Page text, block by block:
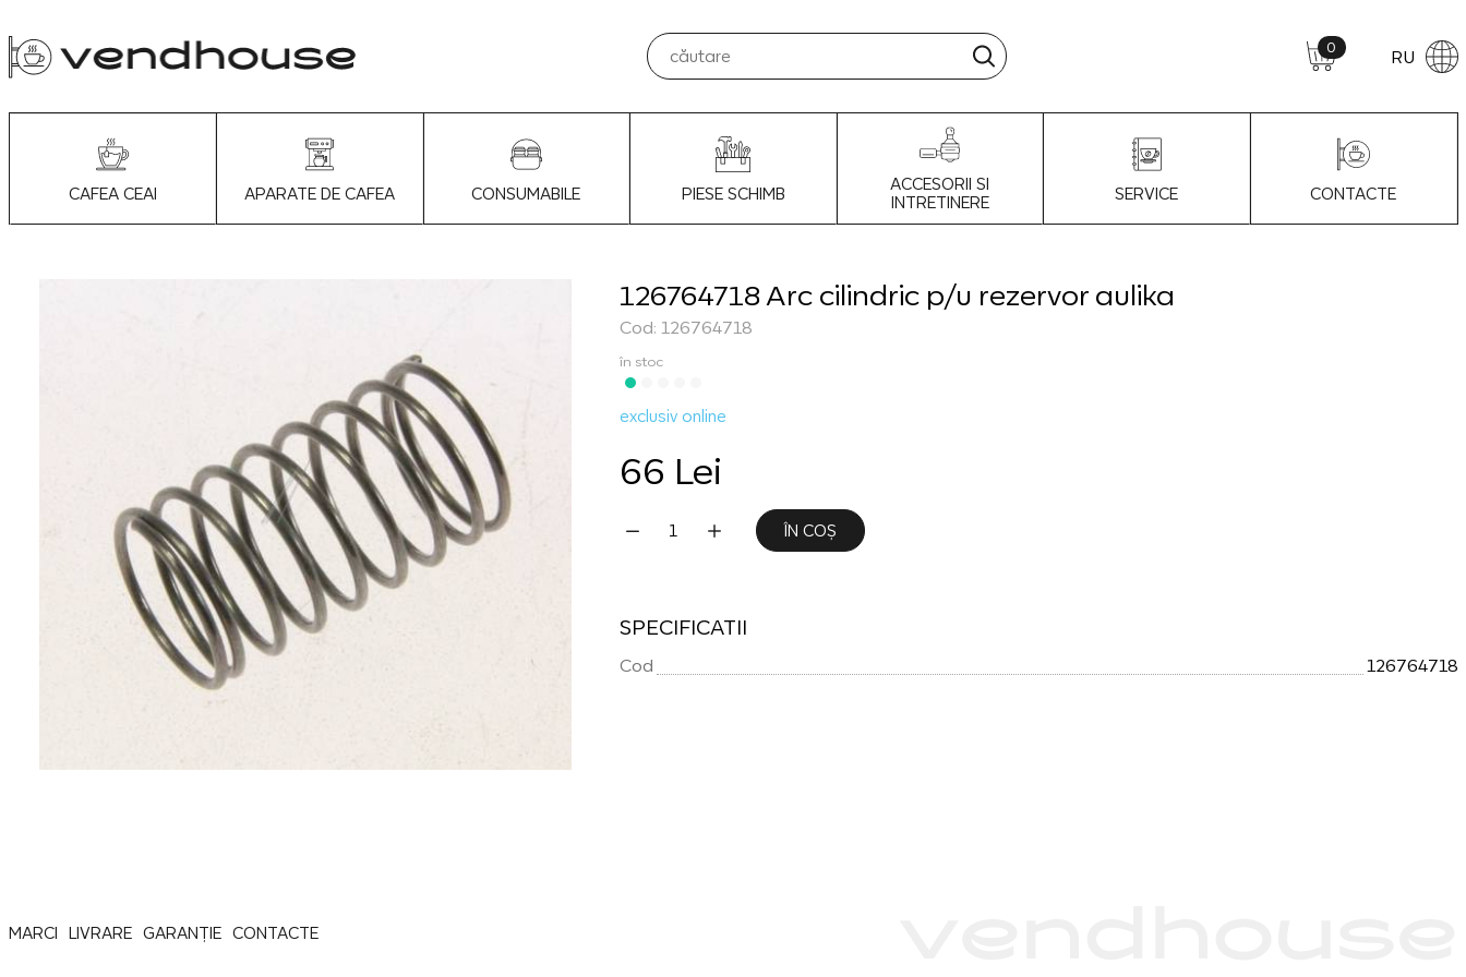
0 RU
CAFEA CEAI APARATE DE CAFEA CONSUMABILE PIESE SCHIMB
ACCESORII SI
INTRETINERE
SERVICE CONTACTE
126764718 Arc cilindric p/u rezervor aulika
Cod: 126764718
în stoc
exclusiv online
66 Lei
ÎN COȘ
SPECIFICATII
Cod 126764718
MARCI LIVRARE GARANȚIE CONTACTE